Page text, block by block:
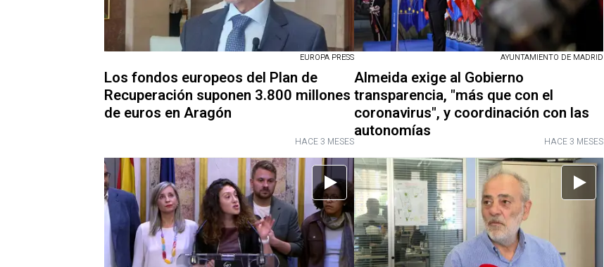
EUROPA PRESS
Los fondos europeos del Plan de
Recuperación suponen 3.800 millones
de euros en Aragón
HACE 3 MESES
AYUNTAMIENTO DE MADRID
Almeida exige al Gobierno
transparencia, "más que con el
coronavirus", y coordinación con las
autonomías
HACE 3 MESES